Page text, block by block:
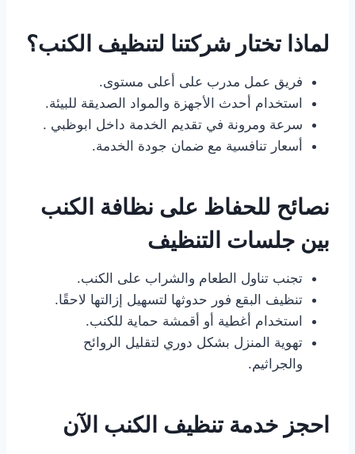
لماذا تختار شركتنا لتنظيف الكنب؟
فريق عمل مدرب على أعلى مستوى.
استخدام أحدث الأجهزة والمواد الصديقة للبيئة.
سرعة ومرونة في تقديم الخدمة داخل ابوظبي .
أسعار تنافسية مع ضمان جودة الخدمة.
نصائح للحفاظ على نظافة الكنب
بين جلسات التنظيف
تجنب تناول الطعام والشراب على الكنب.
تنظيف البقع فور حدوثها لتسهيل إزالتها لاحقًا.
استخدام أغطية أو أقمشة حماية للكنب.
تهوية المنزل بشكل دوري لتقليل الروائح
والجراثيم.
احجز خدمة تنظيف الكنب الآن